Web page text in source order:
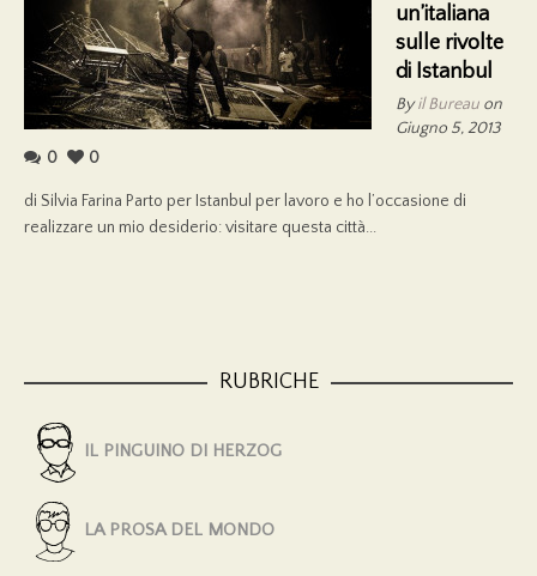
un’italiana
sulle rivolte
di Istanbul
Byil Bureau on
Giugno 5, 2013
0
0
di Silvia Farina Parto per Istanbul per lavoro e ho l’occasione di
realizzare un mio desiderio: visitare questa città...
RUBRICHE
IL PINGUINO DI HERZOG
LA PROSA DEL MONDO